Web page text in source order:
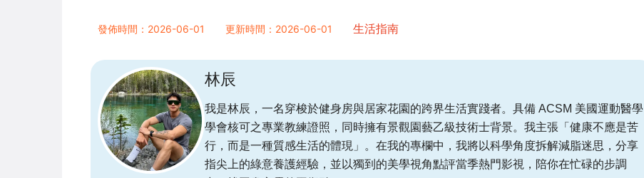
發佈時間：2026-06-01 更新時間：2026-06-01 生活指南
林辰
我是林辰，一名穿梭於健身房與居家花園的跨界生活實踐者。具備 ACSM 美國運動醫學
學會核可之專業教練證照，同時擁有景觀園藝乙級技術士背景。我主張「健康不應是苦
行，而是一種質感生活的體現」。在我的專欄中，我將以科學角度拆解減脂迷思，分享
指尖上的綠意養護經驗，並以獨到的美學視角點評當季熱門影視，陪你在忙碌的步調